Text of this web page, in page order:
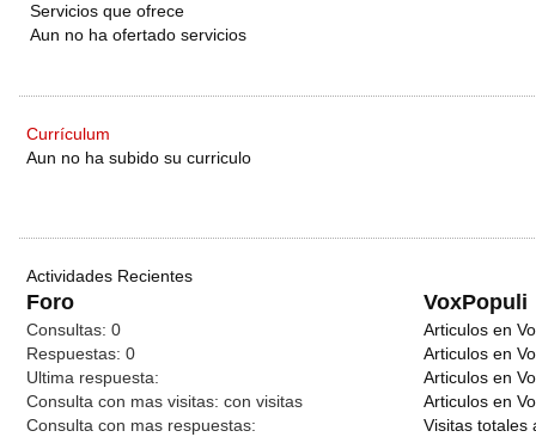
Servicios que ofrece
Aun no ha ofertado servicios
Currículum
Aun no ha subido su curriculo
Actividades Recientes
Foro VoxPopuli
Consultas: 0
Respuestas: 0
Ultima respuesta:
Consulta con mas visitas: con visitas
Consulta con mas respuestas:
Articulos en
Articulos en
Articulos en
Articulos en
Visitas totales